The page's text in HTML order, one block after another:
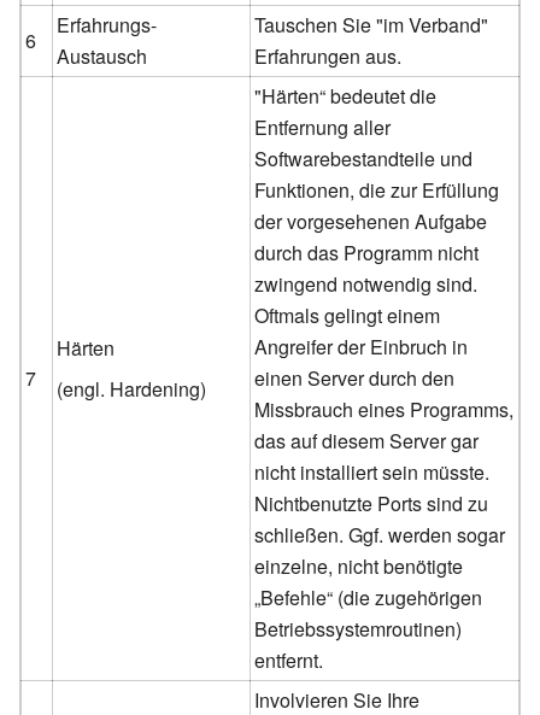
6
Erfahrungs-
Austausch
Tauschen Sie "im Verband"
Erfahrungen aus.
7
Härten
(engl. Hardening)
"Härten“ bedeutet die
Entfernung aller
Softwarebestandteile und
Funktionen, die zur Erfüllung
der vorgesehenen Aufgabe
durch das Programm nicht
zwingend notwendig sind.
Oftmals gelingt einem
Angreifer der Einbruch in
einen Server durch den
Missbrauch eines Programms,
das auf diesem Server gar
nicht installiert sein müsste.
Nichtbenutzte Ports sind zu
schließen. Ggf. werden sogar
einzelne, nicht benötigte
„Befehle“ (die zugehörigen
Betriebssystemroutinen)
entfernt.
Involvieren Sie Ihre